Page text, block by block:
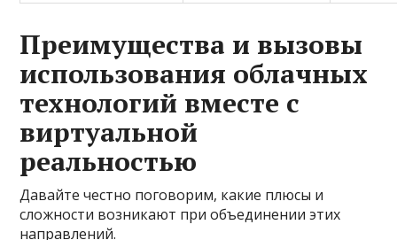
Преимущества и вызовы
использования облачных
технологий вместе с
виртуальной
реальностью
Давайте честно поговорим, какие плюсы и
сложности возникают при объединении этих
направлений.